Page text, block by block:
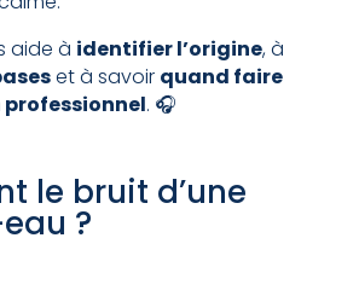
aide à identifier l’origine, à
et à savoir quand faire
. 🎧
le bruit d’une
?